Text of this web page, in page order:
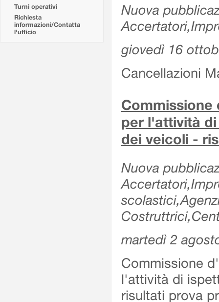
Turni operativi
Richiesta
informazioni/Contatta
l'ufficio
Nuova
giovedì 16
Cancellazioni
per l'attività
dei veicoli -
Nuova
martedì 2
Commissione
l'attività di
risultati prova